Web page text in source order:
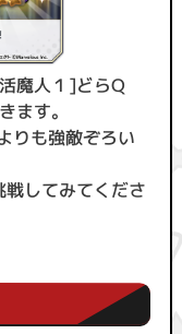
魔人１]どらQ
ます。
りも強敵ぞろい
戦してみてくださ